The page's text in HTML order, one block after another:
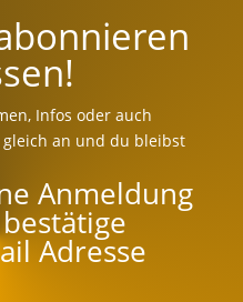
Infos oder auch
an und du bleibst
Anmeldung
Adresse